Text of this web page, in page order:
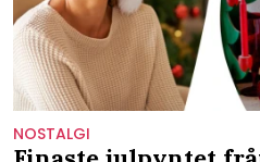
NOSTALGI